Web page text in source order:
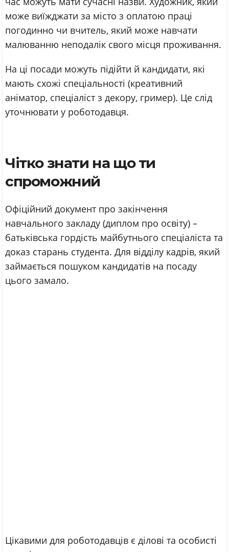
може виїжджати за місто з оплатою праці
погодинно чи вчитель, який може навчати
малюванню неподалік свого місця проживання.
На ці посади можуть підійти й кандидати, які
мають схожі спеціальності (креативний
аніматор, спеціаліст з декору, гример). Це слід
уточнювати у роботодавця.
Чітко знати на що ти
спроможний
Офіційний документ про закінчення
навчального закладу (диплом про освіту) –
батьківська гордість майбутнього спеціаліста та
доказ старань студента. Для відділу кадрів, який
займається пошуком кандидатів на посаду
цього замало.
Цікавими для роботодавців є ділові та особисті